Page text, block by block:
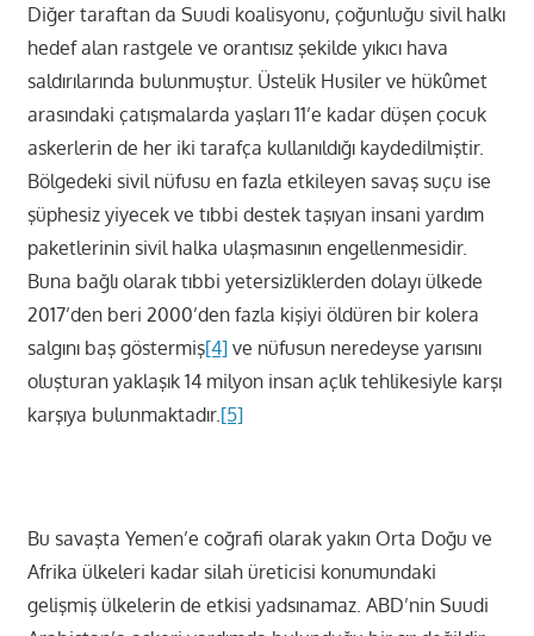
Diğer taraftan da Suudi koalisyonu, çoğunluğu sivil halkı
hedef alan rastgele ve orantısız şekilde yıkıcı hava
saldırılarında bulunmuştur. Üstelik Husiler ve hükûmet
arasındaki çatışmalarda yaşları 11’e kadar düşen çocuk
askerlerin de her iki tarafça kullanıldığı kaydedilmiştir.
Bölgedeki sivil nüfusu en fazla etkileyen savaş suçu ise
şüphesiz yiyecek ve tıbbi destek taşıyan insani yardım
paketlerinin sivil halka ulaşmasının engellenmesidir.
Buna bağlı olarak tıbbi yetersizliklerden dolayı ülkede
2017’den beri 2000’den fazla kişiyi öldüren bir kolera
salgını baş göstermiş[4]ve nüfusun neredeyse yarısını
oluşturan yaklaşık 14 milyon insan açlık tehlikesiyle karşı
karşıya bulunmaktadır. [5]
Bu savaşta Yemen’e coğrafi olarak yakın Orta Doğu ve
Afrika ülkeleri kadar silah üreticisi konumundaki
gelişmiş ülkelerin de etkisi yadsınamaz. ABD’nin Suudi